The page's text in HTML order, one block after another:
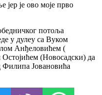
јер је ово моје прво
потоља
у дулеу са Вуком
Анђеловићем (
(Новосадски) да
Јовановића